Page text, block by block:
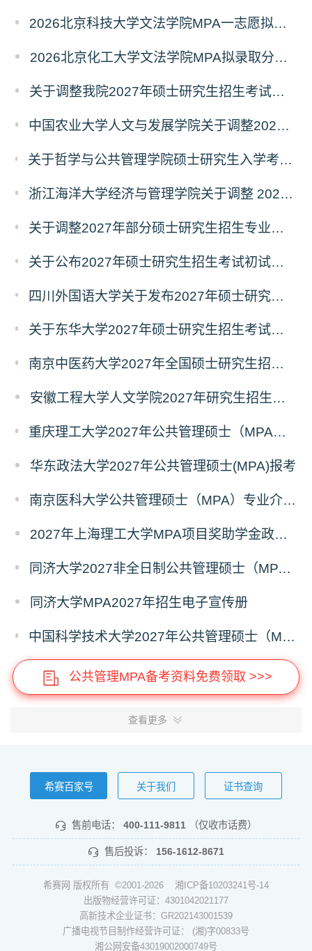
2026北京科技大学文法学院MPA一志愿拟录取分析解读
2026北京化工大学文法学院MPA拟录取分析解读
关于调整我院2027年硕士研究生招生考试科目及参考书的通知
中国农业大学人文与发展学院关于调整2027年硕士研究生招生考试初试科目的通知
关于哲学与公共管理学院硕士研究生入学考试（初试） 考试科目及参考书目变更的通知（二）
浙江海洋大学经济与管理学院关于调整 2027年硕士研究生招生考试初试科目的公告
关于调整2027年部分硕士研究生招生专业初试考试科目的公告（持续更新中）
关于公布2027年硕士研究生招生考试初试自命题科目考试大纲的通知
四川外国语大学关于发布2027年硕士研究生招生考试自命题科目大纲的公告
关于东华大学2027年硕士研究生招生考试（初试）招生目录拟调整公告（一）
南京中医药大学2027年全国硕士研究生招生考试初试自命题科目考试内容及参考书目
安徽工程大学人文学院2027年研究生招生简章
重庆理工大学2027年公共管理硕士（MPA）专业学位研究生（双证）报考
华东政法大学2027年公共管理硕士(MPA)报考
南京医科大学公共管理硕士（MPA）专业介绍（2027年）
2027年上海理工大学MPA项目奖助学金政策发布
同济大学2027非全日制公共管理硕士（MPA）奖学金方案
同济大学MPA2027年招生电子宣传册
中国科学技术大学2027年公共管理硕士（MPA）专业学位研究生招生通知
公共管理MPA备考资料免费领取 >>>
查看更多
希赛百家号 关于我们 证书查询
售前电话： 400-111-9811 （仅收市话费）
售后投诉： 156-1612-8671
希赛网 版权所有 ©2001-2026 湘ICP备10203241号-14
出版物经营许可证：4301042021177
高新技术企业证书：GR202143001539
广播电视节目制作经营许可证： (湘)字00833号
湘公网安备43019002000749号